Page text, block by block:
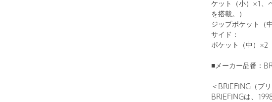
ケット（小）×1、
を搭載。）
ジップポケット（
サイド：
ポケット（中）×2
■メーカー品番：
＜BRIEFING（ブ
BRIEFINGは、